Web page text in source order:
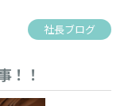
社長ブログ
！！